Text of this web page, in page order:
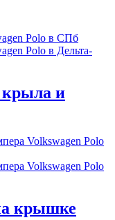
крыла и
крышке